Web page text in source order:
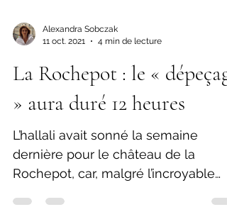
11 oct. 2021
4 min de lecture
La Rochepot : le « dépeçage
» aura duré 12 heures
L’hallali avait sonné la semaine
dernière pour le château de la
Rochepot, car, malgré l’incroyable